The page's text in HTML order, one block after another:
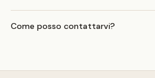
Come posso contattarvi?